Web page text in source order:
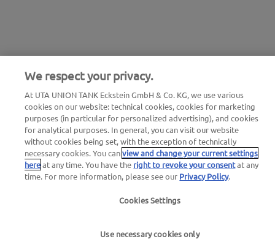
We respect your privacy.
At UTA UNION TANK Eckstein GmbH & Co. KG, we use various
cookies on our website: technical cookies, cookies for marketing
purposes (in particular for personalized advertising), and cookies
for analytical purposes. In general, you can visit our website
without cookies being set, with the exception of technically
necessary cookies. You canview and change your current settings
hereat any time. You have the right to revoke your consentat any
time. For more information, please see our Privacy Policy.
Cookies Settings
Use necessary cookies only